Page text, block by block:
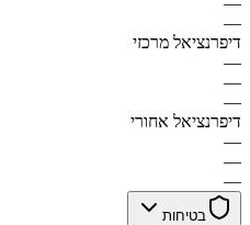
—
דיפרנציאל מרכזי
—
—
—
דיפרנציאל אחורי
—
—
—
בטיחות